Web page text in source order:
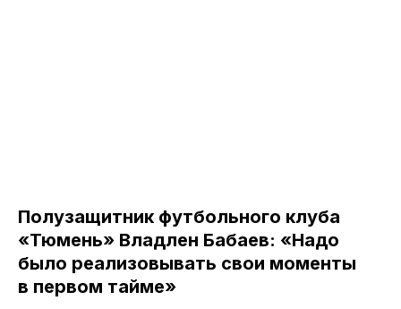
Полузащитник футбольного клуба
«Тюмень» Владлен Бабаев: «Надо
было реализовывать свои моменты
в первом тайме»